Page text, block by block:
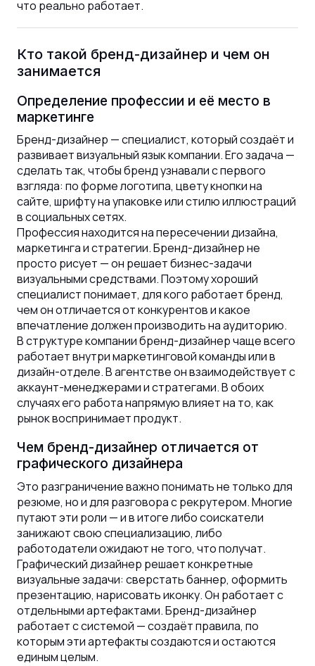
что реально работает.
Кто такой бренд-дизайнер и чем он
занимается
Определение профессии и её место в
маркетинге
Бренд-дизайнер — специалист, который создаёт и
развивает визуальный язык компании. Его задача —
сделать так, чтобы бренд узнавали с первого
взгляда: по форме логотипа, цвету кнопки на
сайте, шрифту на упаковке или стилю иллюстраций
в социальных сетях.
Профессия находится на пересечении дизайна,
маркетинга и стратегии. Бренд-дизайнер не
просто рисует — он решает бизнес-задачи
визуальными средствами. Поэтому хороший
специалист понимает, для кого работает бренд,
чем он отличается от конкурентов и какое
впечатление должен производить на аудиторию.
В структуре компании бренд-дизайнер чаще всего
работает внутри маркетинговой команды или в
дизайн-отделе. В агентстве он взаимодействует с
аккаунт-менеджерами и стратегами. В обоих
случаях его работа напрямую влияет на то, как
рынок воспринимает продукт.
Чем бренд-дизайнер отличается от
графического дизайнера
Это разграничение важно понимать не только для
резюме, но и для разговора с рекрутером. Многие
путают эти роли — и в итоге либо соискатели
занижают свою специализацию, либо
работодатели ожидают не того, что получат.
Графический дизайнер решает конкретные
визуальные задачи: сверстать баннер, оформить
презентацию, нарисовать иконку. Он работает с
отдельными артефактами. Бренд-дизайнер
работает с системой — создаёт правила, по
которым эти артефакты создаются и остаются
единым целым.